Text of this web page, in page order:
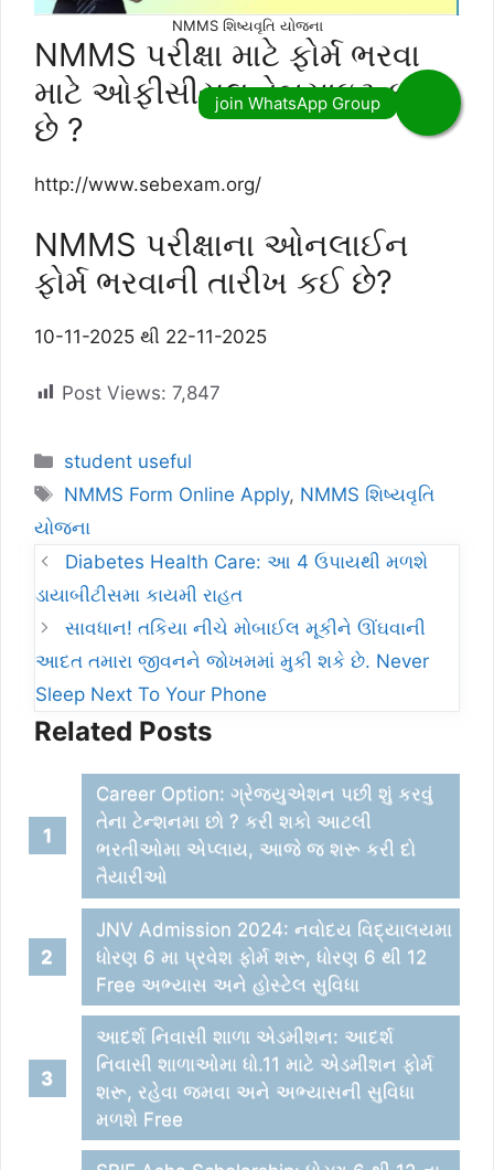
NMMS શિષ્યવૃતિ યોજના
NMMS પરીક્ષા માટે ફોર્મ ભરવા
માટે ઓફીસીયલ વેબસાઇટ કઇ
છે ?
http://www.sebexam.org/
NMMS પરીક્ષાના ઓનલાઈન
ફોર્મ ભરવાની તારીખ કઈ છે?
10-11-2025 થી 22-11-2025
Post Views: 7,847
Categories
student useful
Tags
NMMS Form Online Apply, NMMS શિષ્યવૃતિ
યોજના
Diabetes Health Care: આ 4 ઉપાયથી મળશે
ડાયાબીટીસમા કાયમી રાહત
સાવધાન! તકિયા નીચે મોબાઈલ મૂકીને ઊંઘવાની
આદત તમારા જીવનને જોખમમાં મુકી શકે છે. Never
Sleep Next To Your Phone
Related Posts
Career Option: ગ્રેજ્યુએશન પછી શું કરવું
તેના ટેન્શનમા છો ? કરી શકો આટલી
ભરતીઓમા એપ્લાય, આજે જ શરૂ કરી દો
તૈયારીઓ
JNV Admission 2024: નવોદય વિદ્યાલયમા
ધોરણ 6 મા પ્રવેશ ફોર્મ શરૂ, ધોરણ 6 થી 12
Free અભ્યાસ અને હોસ્ટેલ સુવિધા
આદર્શ નિવાસી શાળા એડમીશન: આદર્શ
નિવાસી શાળાઓમા ધો.11 માટે એડમીશન ફોર્મ
શરૂ, રહેવા જમવા અને અભ્યાસની સુવિધા
મળશે Free